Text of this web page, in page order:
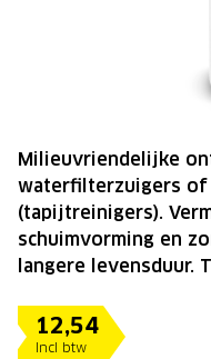
12,54
Incl btw
Milieuvriendelijke
waterfilterzuigers
(tapijtreinigers).
schuimvorming en
langere levensduur.